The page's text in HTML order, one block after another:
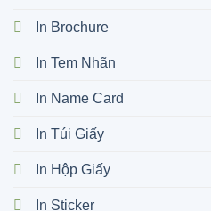
In Brochure
In Tem Nhãn
In Name Card
In Túi Giấy
In Hộp Giấy
In Sticker